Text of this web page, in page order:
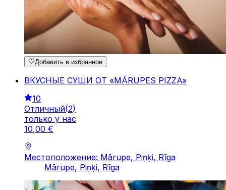
Добавить в избранное
ВКУСНЫЕ СУШИ ОТ «MĀRUPES PIZZA»
10
Отличный(2)
только у нас
10,00 €
Местоположение: Mārupe, Piņķi, Rīga
Mārupe, Piņķi, Rīga